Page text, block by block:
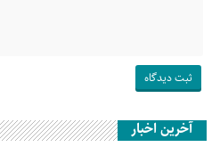
آخرین اخبار